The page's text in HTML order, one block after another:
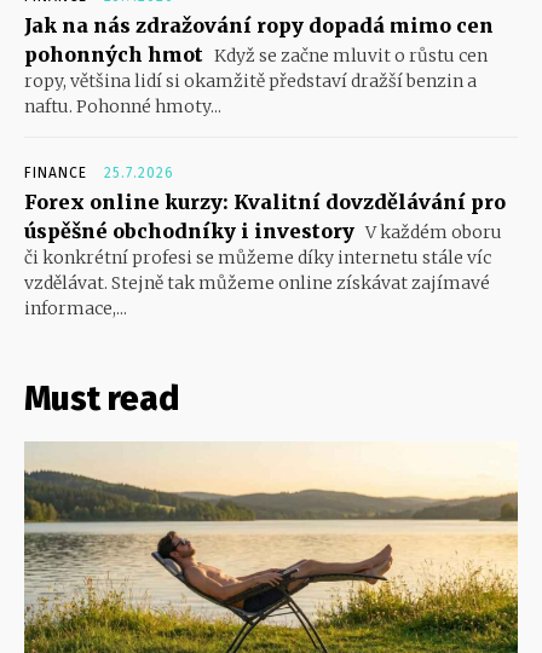
Jak na nás zdražování ropy dopadá mimo cen
pohonných hmot Když se začne mluvit o růstu cen
ropy, většina lidí si okamžitě představí dražší benzin a
naftu. Pohonné hmoty...
FINANCE 25.7.2026
Forex online kurzy: Kvalitní dovzdělávání pro
úspěšné obchodníky i investory V každém oboru
či konkrétní profesi se můžeme díky internetu stále víc
vzdělávat. Stejně tak můžeme online získávat zajímavé
informace,...
Must read